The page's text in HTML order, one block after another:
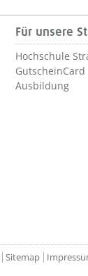
Für unsere
Hochschule
GutscheinCard
Ausbildung
Sitemap